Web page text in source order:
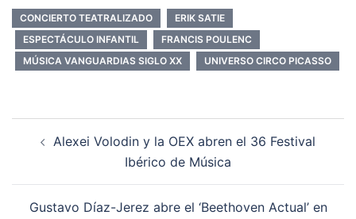
CONCIERTO TEATRALIZADO
ERIK SATIE
ESPECTÁCULO INFANTIL
FRANCIS POULENC
MÚSICA VANGUARDIAS SIGLO XX
UNIVERSO CIRCO PICASSO
Alexei Volodin y la OEX abren el 36 Festival
Ibérico de Música
Gustavo Díaz-Jerez abre el ‘Beethoven Actual’ en